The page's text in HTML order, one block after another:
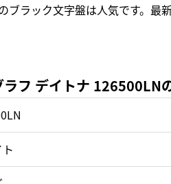
ブラック文字盤は人気です。
ラフ デイトナ 126500LN